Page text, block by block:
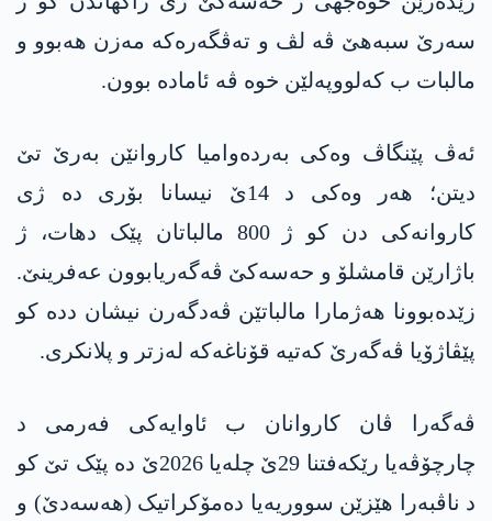
سەرێ سبەھێ ڤە لڤ و تەڤگەرەکە مەزن ھەبوو و
مالبات ب کەلووپەلێن خوە ڤە ئامادە بوون.
ئەڤ پێنگاڤ وەکی بەردەوامیا کاروانێن بەرێ تێ
دیتن؛ ھەر وەکی د 14ێ نیسانا بۆری دە ژی
کاروانەکی دن کو ژ 800 مالباتان پێک دھات، ژ
باژارێن قامشلۆ و حەسەکێ ڤەگەریابوون عەفرینێ.
زێدەبوونا ھەژمارا مالباتێن ڤەدگەرن نیشان ددە کو
پێڤاژۆیا ڤەگەرێ کەتیە قۆناغەکە لەزتر و پلانکری.
ڤەگەرا ڤان کاروانان ب ئاوایەکی فەرمی د
چارچۆڤەیا رێکەفتنا 29ێ چلەیا 2026ێ دە پێک تێ کو
د ناڤبەرا ھێزێن سووریەیا دەمۆکراتیک (ھەسەدێ) و